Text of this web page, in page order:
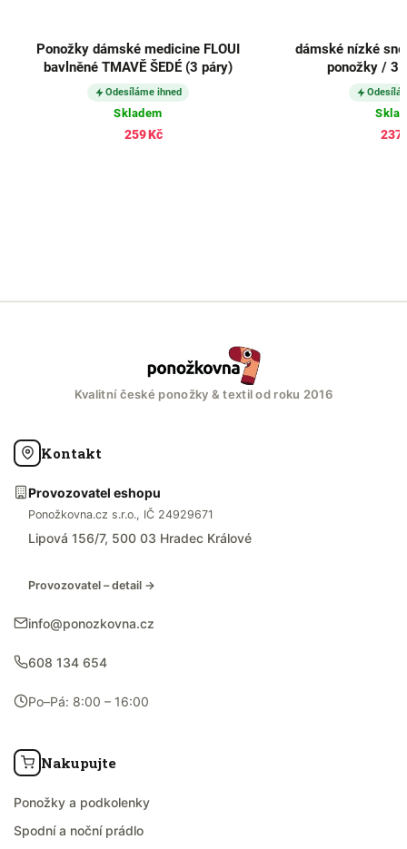
Ponožky dámské medicine FLOUI
bavlněné TMAVĚ ŠEDÉ (3 páry)
Odesíláme ihned
Skladem
259 Kč
dámské nízké
ponožky / 3
237
Kvalitní české ponožky & textil od roku 2016
Kontakt
Provozovatel eshopu
Ponožkovna.cz s.r.o., IČ 24929671
Lipová 156/7, 500 03 Hradec Králové
Provozovatel – detail →
info@ponozkovna.cz
608 134 654
Po–Pá: 8:00 – 16:00
Nakupujte
Ponožky a podkolenky
Spodní a noční prádlo